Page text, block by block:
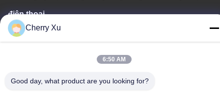
điện thoại
86-0755-27097532-8:30
Trung Quốc Chất lượng tốt Dịch vụ gia công CNC tùy chỉnh Nhà
Cherry Xu
6:50 AM
Good day, what product are you looking for?